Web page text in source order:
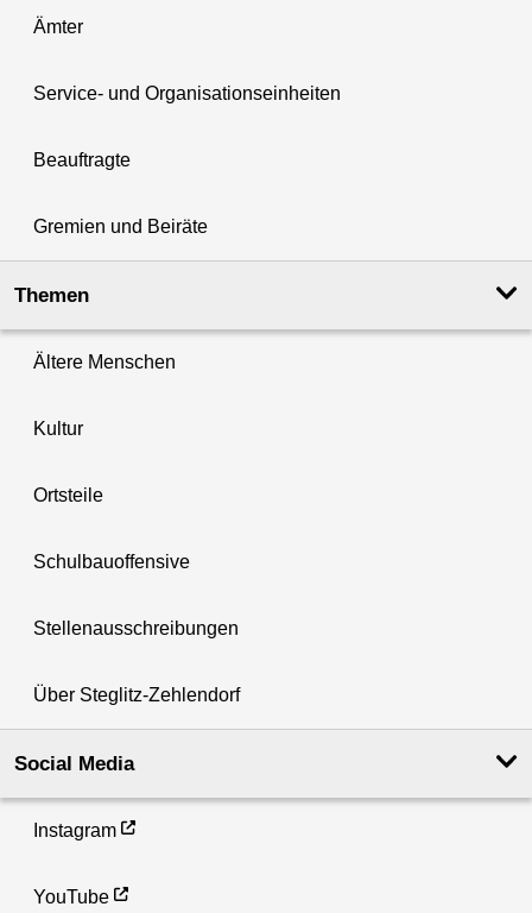
Ämter
Service- und Organisationseinheiten
Beauftragte
Gremien und Beiräte
Themen
Ältere Menschen
Kultur
Ortsteile
Schulbauoffensive
Stellenausschreibungen
Über Steglitz-Zehlendorf
Social Media
Instagram
YouTube